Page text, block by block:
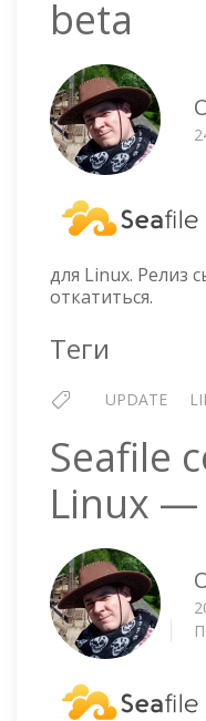
beta
для Linux. Релиз
откатиться.
Теги
UPDATE
Seafile
Linux —